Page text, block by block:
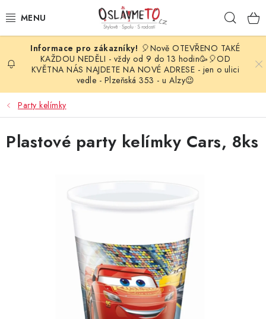
na
OSLAVA NAROZENIN
STYLOVÁ PARTY
DEKORACE A VÝZDOBA
BALÓNKY
SVATEBNÍ DOPLŇKY
BARVY NA OBLIČEJ A VLASY
BLAHOPŘÁNÍ
🎈Nově OTEVŘENO TAKÉ
KAŽDOU NEDĚLI - vždy od 9 do 13 hodin🥳🎈OD
KVĚTNA NÁS NAJDETE NA NOVÉ ADRESE - jen o ulici
vedle - Plzeňská 353 - u Alzy😉
Party kelímky
Plastové party kelímky Cars, 8ks